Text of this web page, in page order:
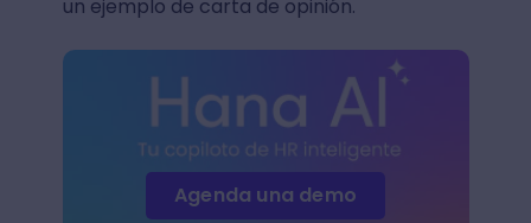
un ejemplo de carta de opinión.
Agenda una demo